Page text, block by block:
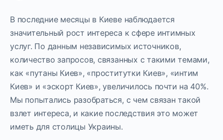
В последние месяцы в Киеве наблюдается
значительный рост интереса к сфере интимных
услуг. По данным независимых источников,
количество запросов, связанных с такими темами,
как «путаны Киев», «проститутки Киев», «интим
Киев» и «эскорт Киев», увеличилось почти на 40%.
Мы попытались разобраться, с чем связан такой
взлет интереса, и какие последствия это может
иметь для столицы Украины.